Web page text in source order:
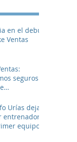
en el debut
Ventas
seguros
buenos
Urías deja
entrenador
equipo